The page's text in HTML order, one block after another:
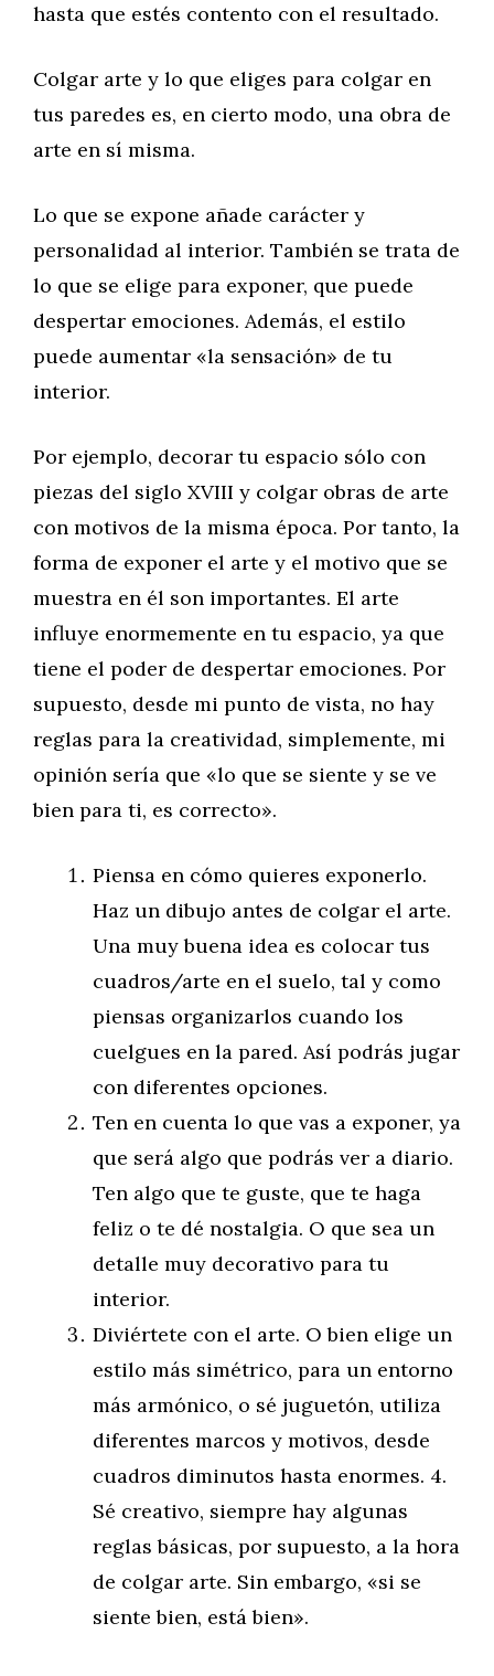
hasta que estés contento con el resultado.
Colgar arte y lo que eliges para colgar en
tus paredes es, en cierto modo, una obra de
arte en sí misma.
Lo que se expone añade carácter y
personalidad al interior. También se trata de
lo que se elige para exponer, que puede
despertar emociones. Además, el estilo
puede aumentar «la sensación» de tu
interior.
Por ejemplo, decorar tu espacio sólo con
piezas del siglo XVIII y colgar obras de arte
con motivos de la misma época. Por tanto, la
forma de exponer el arte y el motivo que se
muestra en él son importantes. El arte
influye enormemente en tu espacio, ya que
tiene el poder de despertar emociones. Por
supuesto, desde mi punto de vista, no hay
reglas para la creatividad, simplemente, mi
opinión sería que «lo que se siente y se ve
bien para ti, es correcto».
Piensa en cómo quieres exponerlo.
Haz un dibujo antes de colgar el arte.
Una muy buena idea es colocar tus
cuadros/arte en el suelo, tal y como
piensas organizarlos cuando los
cuelgues en la pared. Así podrás jugar
con diferentes opciones.
Ten en cuenta lo que vas a exponer, ya
que será algo que podrás ver a diario.
Ten algo que te guste, que te haga
feliz o te dé nostalgia. O que sea un
detalle muy decorativo para tu
interior.
Diviértete con el arte. O bien elige un
estilo más simétrico, para un entorno
más armónico, o sé juguetón, utiliza
diferentes marcos y motivos, desde
cuadros diminutos hasta enormes. 4.
Sé creativo, siempre hay algunas
reglas básicas, por supuesto, a la hora
de colgar arte. Sin embargo, «si se
siente bien, está bien».